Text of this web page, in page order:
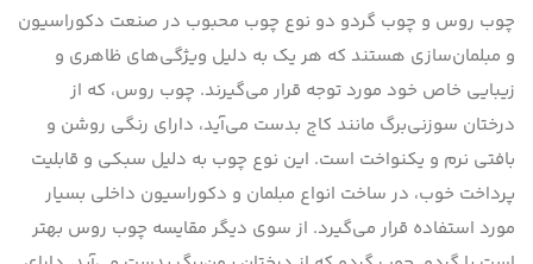
چوب روس و چوب گردو دو نوع چوب محبوب در صنعت دکوراسیون
و مبلمان‌سازی هستند که هر یک به دلیل ویژگی‌های ظاهری و
زیبایی خاص خود مورد توجه قرار می‌گیرند. چوب روس، که از
درختان سوزنی‌برگ مانند کاج بدست می‌آید، دارای رنگی روشن و
بافتی نرم و یکنواخت است. این نوع چوب به دلیل سبکی و قابلیت
پرداخت خوب، در ساخت انواع مبلمان و دکوراسیون داخلی بسیار
مورد استفاده قرار می‌گیرد. از سوی دیگر مقایسه چوب روس بهتر